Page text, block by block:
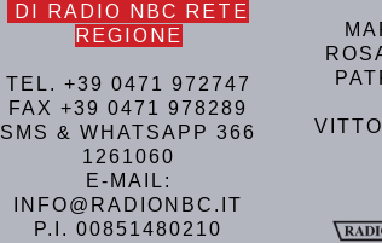
DI RADIO NBC RETE
REGIONE
TEL. +39 0471 972747
FAX +39 0471 978289
SMS & WHATSAPP 366
1261060
E-MAIL:
INFO@RADIONBC.IT
P.I. 00851480210